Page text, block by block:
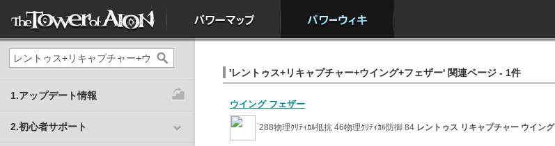
1.アップデート情報
2.初心者サポート
'レントゥス+リキャプチャー+ウイング+フェザー' 関連ページ - 1件
ウイング フェザー
288物理ｸﾘﾃｨｶﾙ抵抗 46物理ｸﾘﾃｨｶﾙ防御 84 レントゥス リキャプチャー ウイング